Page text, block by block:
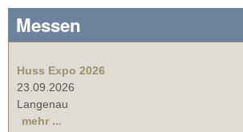
Messen
Huss Expo 2026
23.09.2026
Langenau
mehr ...